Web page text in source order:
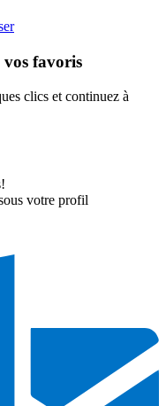
favoris
clics et continuez à
votre profil